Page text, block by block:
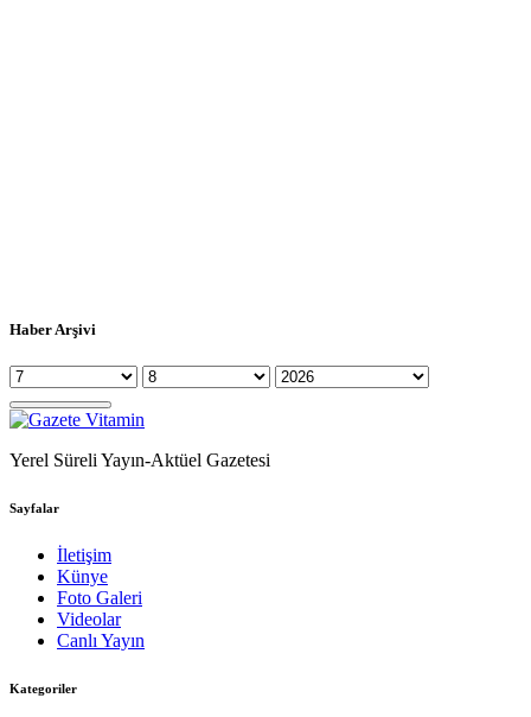
Haber Arşivi
Yerel Süreli Yayın-Aktüel Gazetesi
Sayfalar
İletişim
Künye
Foto Galeri
Videolar
Canlı Yayın
Kategoriler